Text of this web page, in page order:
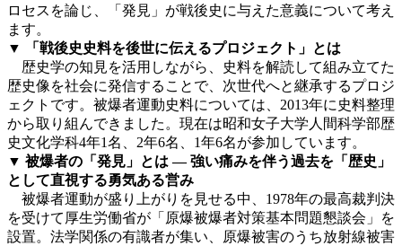
ロセスを論じ、「発見」が戦後史に与えた意義について考え
ます。
▼ 「戦後史史料を後世に伝えるプロジェクト」とは
歴史学の知見を活用しながら、史料を解読して組み立てた
歴史像を社会に発信することで、次世代へと継承するプロジ
ェクトです。被爆者運動史料については、2013年に史料整理
から取り組んできました。現在は昭和女子大学人間科学部歴
史文化学科4年1名、2年6名、1年6名が参加しています。
▼ 被爆者の「発見」とは ― 強い痛みを伴う過去を「歴史」
として直視する勇気ある営み
被爆者運動が盛り上がりを見せる中、1978年の最高裁判決
を受けて厚生労働省が「原爆被爆者対策基本問題懇談会」を
設置。法学関係の有識者が集い、原爆被害のうち放射線被害